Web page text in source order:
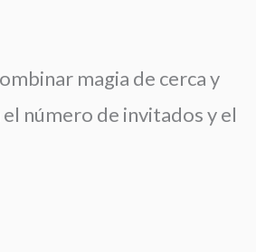
magia de cerca y
número de invitados y el